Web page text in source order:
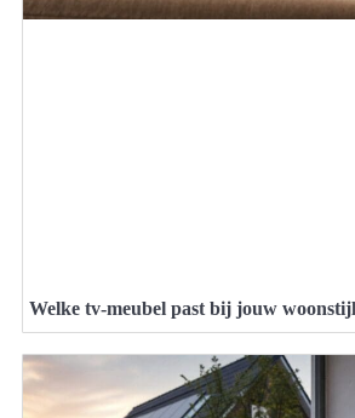
Welke tv-meubel past bij jouw